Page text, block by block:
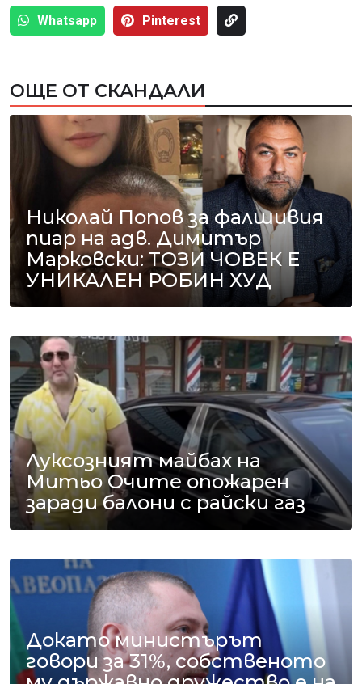
Whatsapp Pinterest
ОЩЕ ОТ СКАНДАЛИ
Николай Попов за фалшивия
пиар на адв. Димитър
Марковски: ТОЗИ ЧОВЕК Е
УНИКАЛЕН РОБИН ХУД
Луксозният майбах на
Митьо Очите опожарен
заради балони с райски газ
Докато министърът
говори за 31%, собственото